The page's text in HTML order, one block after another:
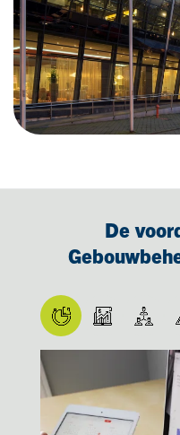
De